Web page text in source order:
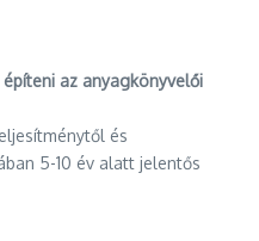
az anyagkönyvelői
és
5-10 év alatt jelentős